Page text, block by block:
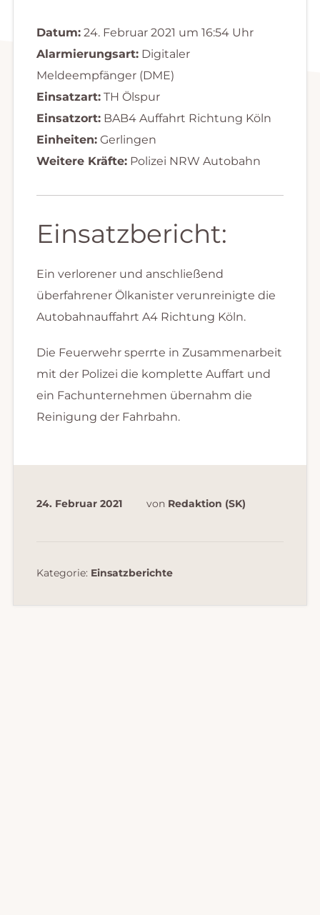
Datum:24. Februar 2021 um 16:54 Uhr
Alarmierungsart:Digitaler
Meldeempfänger (DME)
Einsatzart:TH Ölspur
Einsatzort:BAB4 Auffahrt Richtung Köln
Einheiten:Gerlingen
Weitere Kräfte:Polizei NRW Autobahn
Einsatzbericht:
Ein verlorener und anschließend
überfahrener Ölkanister verunreinigte die
Autobahnauffahrt A4 Richtung Köln.
Die Feuerwehr sperrte in Zusammenarbeit
mit der Polizei die komplette Auffart und
ein Fachunternehmen übernahm die
Reinigung der Fahrbahn.
24. Februar 2021 von Redaktion (SK)
Kategorie: Einsatzberichte